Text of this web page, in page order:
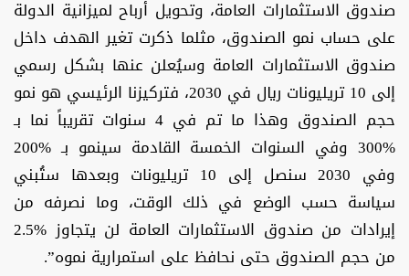
صندوق الاستثمارات العامة، وتحويل أرباح لميزانية الدولة
على حساب نمو الصندوق، مثلما ذكرت تغير الهدف داخل
صندوق الاستثمارات العامة وسيُعلن عنها بشكل رسمي
إلى 10 تريليونات ريال في 2030، فتركيزنا الرئيسي هو نمو
حجم الصندوق وهذا ما تم في 4 سنوات تقريباً نما بـ
%300 وفي السنوات الخمسة القادمة سينمو بـ %200
وفي 2030 سنصل إلى 10 تريليونات وبعدها ستُبني
سياسة حسب الوضع في ذلك الوقت، وما نصرفه من
إيرادات من صندوق الاستثمارات العامة لن يتجاوز %2.5
من حجم الصندوق حتى نحافظ على استمرارية نموه”.